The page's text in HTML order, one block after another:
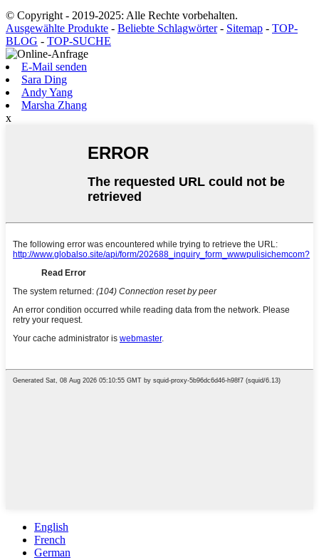
© Copyright - 2019-2025: Alle Rechte vorbehalten.
Ausgewählte Produkte - Beliebte Schlagwörter- Sitemap - TOP-
BLOG - TOP-SUCHE
E-Mail senden
Sara Ding
Andy Yang
Marsha Zhang
x
English
French
German